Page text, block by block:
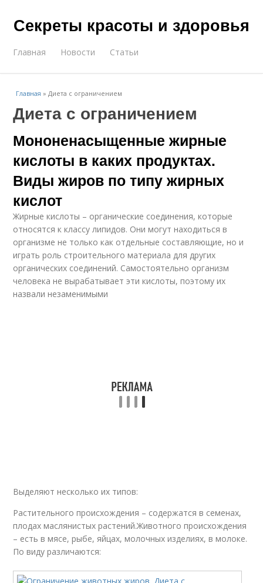
Секреты красоты и здоровья
Главная Новости Статьи
Главная »Диета с ограничением
Диета с ограничением
Мононенасыщенные жирные
кислоты в каких продуктах.
Виды жиров по типу жирных
кислот
Жирные кислоты – органические соединения, которые
относятся к классу липидов. Они могут находиться в
организме не только как отдельные составляющие, но и
играть роль строительного материала для других
органических соединений. Самостоятельно организм
человека не вырабатывает эти кислоты, поэтому их
назвали незаменимыми
Выделяют несколько их типов:
Растительного происхождения – содержатся в семенах,
плодах маслянистых растений.Животного происхождения
– есть в мясе, рыбе, яйцах, молочных изделиях, в молоке.
По виду различаются: